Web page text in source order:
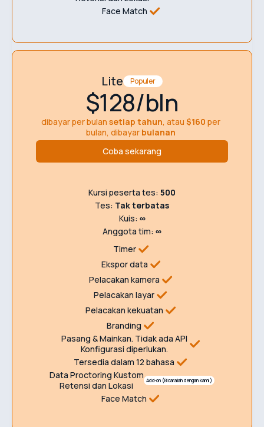
Face Match
Lite Populer
$128/bln
dibayar per bulansetiap tahun, atau$160per
bulan, dibayar bulanan
Coba sekarang
Kursi peserta tes: 500
Tes: Tak terbatas
Kuis: ∞
Anggota tim: ∞
Timer
Ekspor data
Pelacakan kamera
Pelacakan layar
Pelacakan kekuatan
Branding
Pasang & Mainkan. Tidak ada API
Konfigurasi diperlukan.
Tersedia dalam 12 bahasa
Data Proctoring Kustom
Retensi dan Lokasi
Add-on (Bicaralah dengan kami)
Face Match